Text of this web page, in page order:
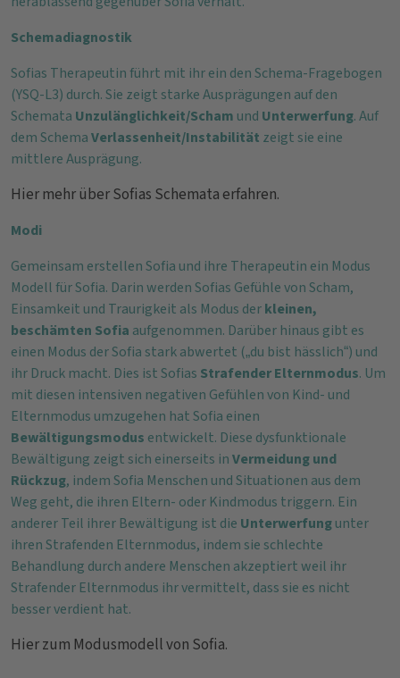
Schemadiagnostik
Sofias Therapeutin führt mit ihr ein den Schema-Fragebogen
(YSQ-L3) durch. Sie zeigt starke Ausprägungen auf den
Schemata Unzulänglichkeit/Scham und Unterwerfung. Auf
dem SchemaVerlassenheit/Instabilität zeigt sie eine
mittlere Ausprägung.
Hier mehr über Sofias Schemata erfahren.
Modi
Gemeinsam erstellen Sofia und ihre Therapeutin ein Modus
Modell für Sofia. Darin werden Sofias Gefühle von Scham,
Einsamkeit und Traurigkeit als Modus derkleinen,
beschämten Sofia aufgenommen. Darüber hinaus gibt es
einen Modus der Sofia stark abwertet („du bist hässlich“) und
ihr Druck macht. Dies ist Sofias Strafender Elternmodus. Um
mit diesen intensiven negativen Gefühlen von Kind- und
Elternmodus umzugehen hat Sofia einen
Bewältigungsmodus entwickelt. Diese dysfunktionale
Bewältigung zeigt sich einerseits inVermeidung und
Rückzug, indem Sofia Menschen und Situationen aus dem
Weg geht, die ihren Eltern- oder Kindmodus triggern. Ein
anderer Teil ihrer Bewältigung ist die Unterwerfungunter
ihren Strafenden Elternmodus, indem sie schlechte
Behandlung durch andere Menschen akzeptiert weil ihr
Strafender Elternmodus ihr vermittelt, dass sie es nicht
besser verdient hat.
Hier zum Modusmodell von Sofia.